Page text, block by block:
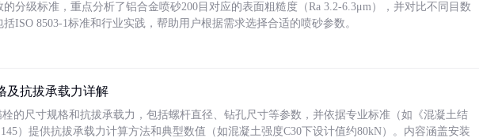
分级标准，重点分析了铝合金喷砂200目对应的表面粗糙度（Ra 3.2-6.3μm），并对比不同目数
ISO 8503-1标准和行业实践，帮助用户根据需求选择合适的喷砂参数。
及抗拔承载力详解
的尺寸规格和抗拔承载力，包括螺杆直径、钻孔尺寸等参数，并依据专业标准（如《混凝土结
）提供抗拔承载力计算方法和典型数值（如混凝土强度C30下设计值约80kN）。内容涵盖安装